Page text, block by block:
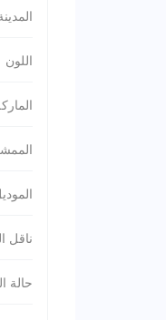
اللون
ناقل
حالة